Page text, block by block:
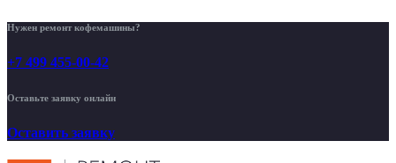
Нужен ремонт кофемашины?
+7 499 455-00-42
Оставьте заявку онлайн
Оставить заявку